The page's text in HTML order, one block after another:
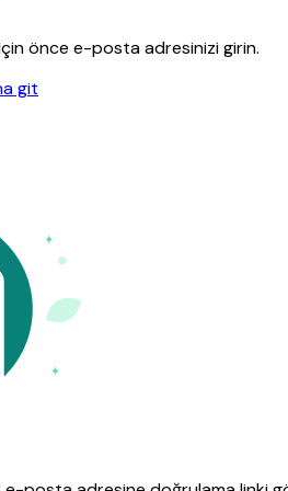
için önce e-posta adresinizi girin.
git